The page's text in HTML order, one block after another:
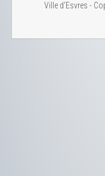
Ville d'Esvres -